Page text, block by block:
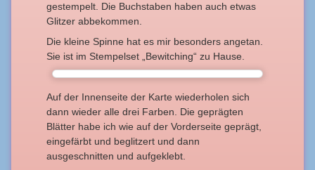
gestempelt. Die Buchstaben haben auch etwas
Glitzer abbekommen.
Die kleine Spinne hat es mir besonders angetan.
Sie ist im Stempelset „Bewitching“ zu Hause.
Auf der Innenseite der Karte wiederholen sich
dann wieder alle drei Farben. Die geprägten
Blätter habe ich wie auf der Vorderseite geprägt,
eingefärbt und beglitzert und dann
ausgeschnitten und aufgeklebt.